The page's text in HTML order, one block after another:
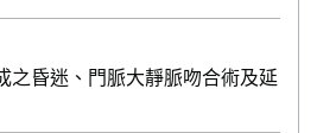
之昏迷、門脈大靜脈吻合術及延